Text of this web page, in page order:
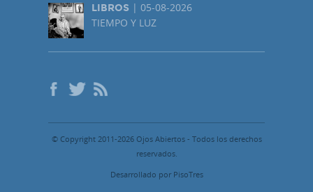
LIBROS | 05-08-2026
TIEMPO Y LUZ
© Copyright 2011-2026 Ojos Abiertos - Todos los derechos
reservados.
Desarrollado por PisoTres